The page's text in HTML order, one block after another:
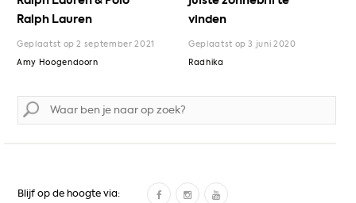
Ralph Lauren
Geplaatst op 2 september 2021
Amy Hoogendoorn
vinden
Geplaatst op 3 juni 2020
Radhika
Zoek
naar:
Blijf op de hoogte via:
F
I
Y